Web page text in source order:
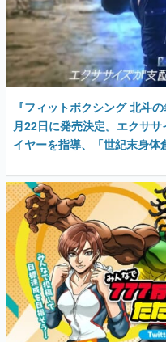
『フィットボクシング 北斗
月22日に発売決定。エクサ
イヤーを指導、「世紀末身体